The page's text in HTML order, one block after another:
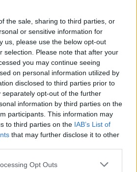
the sale, sharing to third parties, or
or sensitive information for
us, please use the below opt-out
selection. Please note that after your
you may continue seeing
on personal information utilized by
disclosed to third parties prior to
separately opt-out of the further
information by third parties on the
participants. This information may
to third parties on the IAB’s List of
that may further disclose it to other
Opt Outs
Vicenza